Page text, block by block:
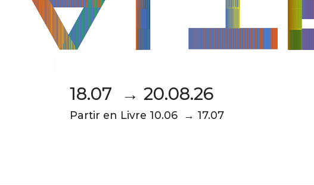
18.07 → 20.08.26
Partir en Livre 10.06 → 17.07